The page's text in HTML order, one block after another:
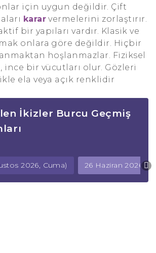
için uygun değildir. Çift
karar vermelerini zorlaştırır.
bir yapıları vardır. Klasik ve
onlara göre değildir. Hiçbir
hoşlanmazlar. Fiziksel
ince bir vücutları olur. Gözleri
ela veya açık renklidir
İkizler Burcu Geçmiş
2026, Cuma) 26 Haziran 2026,